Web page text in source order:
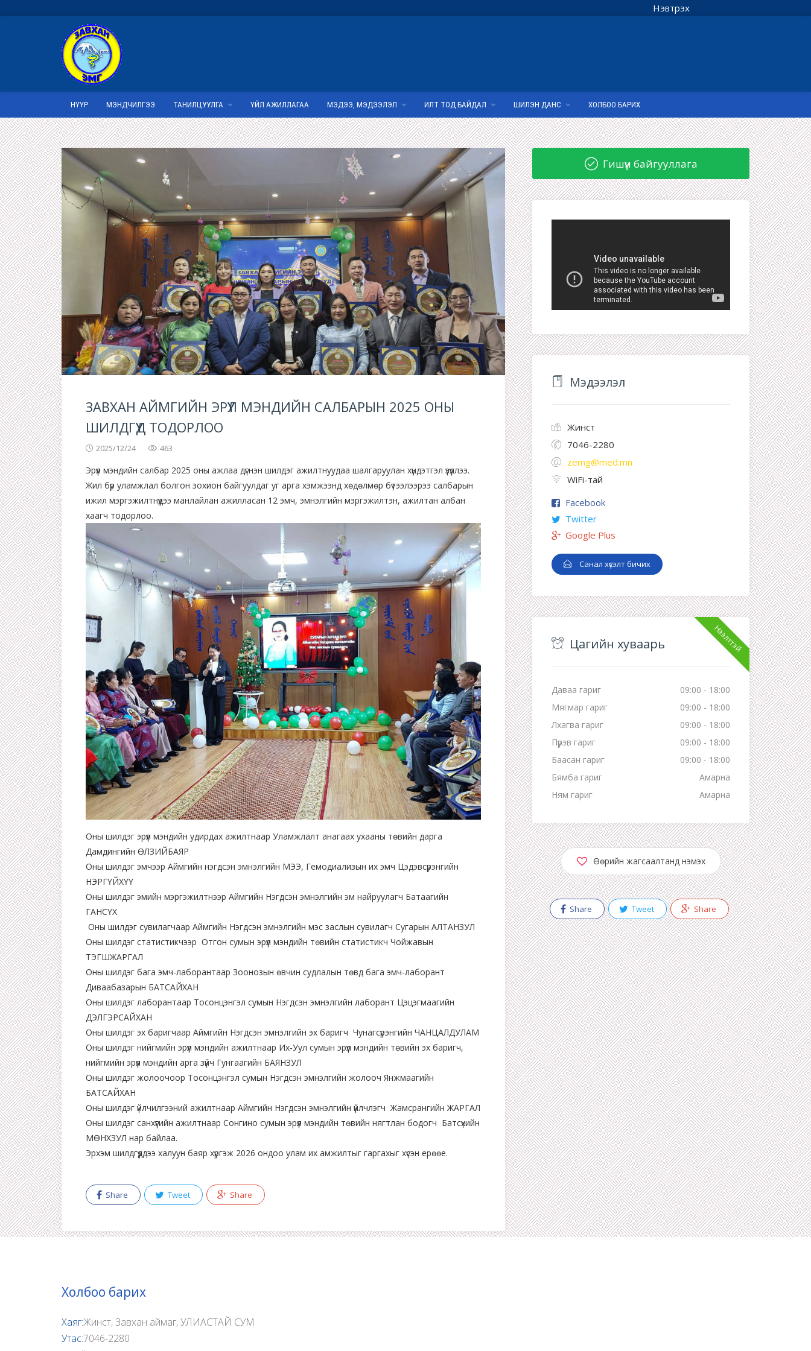
Нэвтрэх
НҮҮР МЭНДЧИЛГЭЭ ТАНИЛЦУУЛГА ҮЙЛ АЖИЛЛАГАА МЭДЭЭ, МЭДЭЭЛЭЛ ИЛТ ТОД БАЙДАЛ ШИЛЭН ДАНС ХОЛБОО БАРИХ
ЗАВХАН АЙМГИЙН ЭРҮҮЛ МЭНДИЙН САЛБАРЫН 2025 ОНЫ
ШИЛДГҮҮД ТОДОРЛОО
2025/12/24 463
Эрүүл мэндийн салбар 2025 оны ажлаа дүгнэн шилдэг ажилтнуудаа шалгаруулан хүндэтгэл үзүүллээ.
Жил бүр уламжлал болгон зохион байгуулдаг уг арга хэмжээнд хөдөлмөр бүтээлээрээ салбарын
ижил мэргэжилтнүүдээ манлайлан ажилласан 12 эмч, эмнэлгийн мэргэжилтэн, ажилтан албан
хаагч тодорлоо.
Оны шилдэг эрүүл мэндийн удирдах ажилтнаар Уламжлалт анагаах ухааны төвийн дарга
Дамдингийн ӨЛЗИЙБАЯР
Оны шилдэг эмчээр Аймгийн нэгдсэн эмнэлгийн МЭЭ, Гемодиализын их эмч Цэдэвсүрэнгийн
НЭРГҮЙХҮҮ
Оны шилдэг эмийн мэргэжилтнээр Аймгийн Нэгдсэн эмнэлгийн эм найруулагч Батаагийн
ГАНСҮХ
Оны шилдэг сувилагчаар Аймгийн Нэгдсэн эмнэлгийн мэс заслын сувилагч Сугарын АЛТАНЗУЛ
Оны шилдэг статистикчээр Отгон сумын эрүүл мэндийн төвийн статистикч Чойжавын
ТЭГШЖАРГАЛ
Оны шилдэг бага эмч-лаборантаар Зоонозын өвчин судлалын төвд бага эмч-лаборант
Диваабазарын БАТСАЙХАН
Оны шилдэг лаборантаар Тосонцэнгэл сумын Нэгдсэн эмнэлгийн лаборант Цэцэгмаагийн
ДЭЛГЭРСАЙХАН
Оны шилдэг эх баригчаар Аймгийн Нэгдсэн эмнэлгийн эх баригч Чунагсүрэнгийн ЧАНЦАЛДУЛАМ
Оны шилдэг нийгмийн эрүүл мэндийн ажилтнаар Их-Уул сумын эрүүл мэндийн төвийн эх баригч,
нийгмийн эрүүл мэндийн арга зүйч Гунгаагийн БАЯНЗУЛ
Оны шилдэг жолоочоор Тосонцэнгэл сумын Нэгдсэн эмнэлгийн жолооч Янжмаагийн
БАТСАЙХАН
Оны шилдэг үйлчилгээний ажилтнаар Аймгийн Нэгдсэн эмнэлгийн үйлчлэгч Жамсрангийн ЖАРГАЛ
Оны шилдэг санхүүгийн ажилтнаар Сонгино сумын эрүүл мэндийн төвийн нягтлан бодогч Батсүхийн
МӨНХЗУЛ нар байлаа.
Эрхэм шилдгүүддээ халуун баяр хүргэж 2026 ондоо улам их амжилтыг гаргахыг хүсэн ерөөе.
Share Tweet Share
Гишүүн байгууллага
Мэдээлэл
Жинст
7046-2280
zemg@med.mn
WiFi-тай
Facebook
Twitter
Google Plus
Санал хүсэлт бичих
Нээлттэй
Цагийн хуваарь
Даваа гариг
09:00 - 18:00
Мягмар гариг
09:00 - 18:00
Лхагва гариг
09:00 - 18:00
Пүрэв гариг
09:00 - 18:00
Баасан гариг
09:00 - 18:00
Бямба гариг
Амарна
Ням гариг
Амарна
Өөрийн жагсаалтанд нэмэх
Share Tweet Share
Холбоо барих
Хаяг:Жинст, Завхан аймаг, УЛИАСТАЙ СУМ
Утас:7046-2280